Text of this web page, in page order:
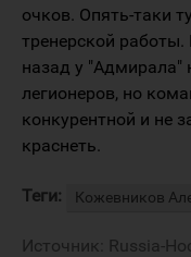
очков. Опять-таки
тренерской
назад у "Адмирала"
легионеров, но
конкурентной и не
краснеть.
Теги: Кожевников
Источник: Russia-